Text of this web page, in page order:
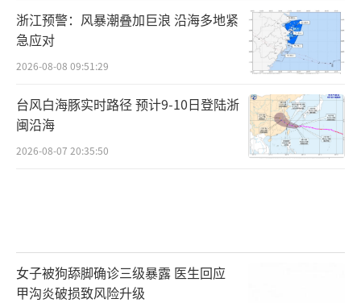
浙江预警：风暴潮叠加巨浪 沿海多地紧
急应对
2026-08-08 09:51:29
台风白海豚实时路径 预计9-10日登陆浙
闽沿海
2026-08-07 20:35:50
女子被狗舔脚确诊三级暴露 医生回应
甲沟炎破损致风险升级